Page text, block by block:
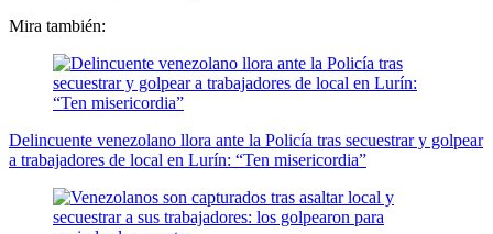
Mira también:
Delincuente venezolano llora ante la Policía tras secuestrar y golpear
a trabajadores de local en Lurín: “Ten misericordia”